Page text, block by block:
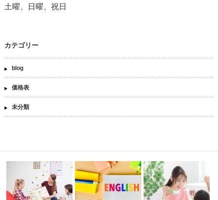
土曜、日曜、祝日
カテゴリー
blog
価格表
未分類